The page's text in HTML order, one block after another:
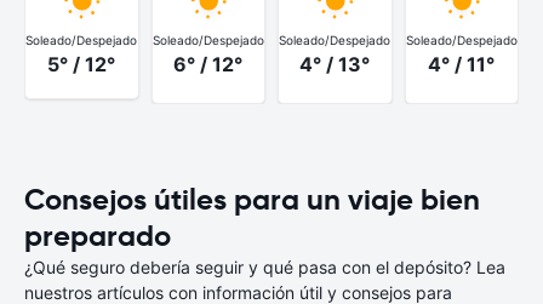
Soleado/Despejado
5° / 12°
Soleado/Despejado
6° / 12°
Soleado/Despejado
4° / 13°
Soleado/Despejado
4° / 11°
Consejos útiles para un viaje bien
preparado
¿Qué seguro debería seguir y qué pasa con el depósito? Lea
nuestros artículos con información útil y consejos para